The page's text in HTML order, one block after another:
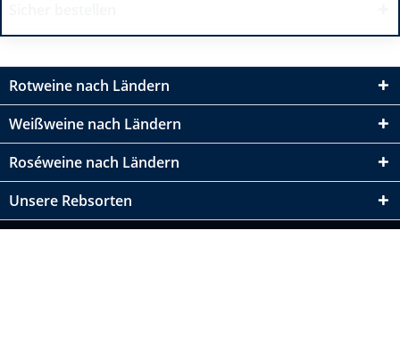
Rotweine nach Ländern
Weißweine nach Ländern
Roséweine nach Ländern
Unsere Rebsorten